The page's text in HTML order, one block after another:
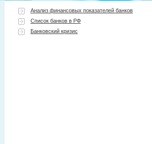
Анализ финансовых показателей банков
Список банков в РФ
Банковский кризис